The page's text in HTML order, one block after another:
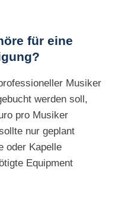
für eine
Musiker
werden soll,
pro Musiker
nur geplant
oder Kapelle
Equipment